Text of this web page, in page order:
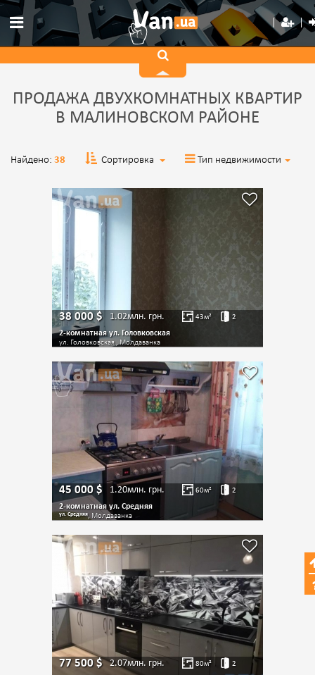
ПРОДАЖА ДВУХКОМНАТНЫХ КВАРТИР
В МАЛИНОВСКОМ РАЙОНЕ
Найдено: 38 Сортировка Тип недвижимости
38 000$ 1.02млн. грн. 43м² 2
2-комнатная ул. Головковская
ул. Головковская , Молдаванка
45 000 $ 1.20млн. грн. 60м² 2
2-комнатная ул. Средняя
ул. Средняя, Молдаванка
77 500$ 2.07млн. грн. 80м² 2